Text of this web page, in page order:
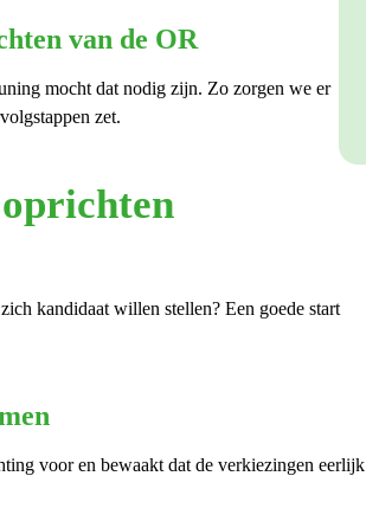
van de OR
mocht dat nodig zijn. Zo zorgen we er
zet.
kandidaat willen stellen? Een goede start
voor en bewaakt dat de verkiezingen eerlijk